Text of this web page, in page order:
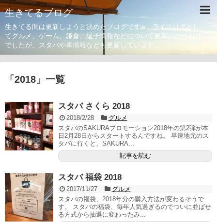
生きてるブログ
生きてる間は更新しようと決めたブログですw ライフログとし
てグルメ、ゲーム、鎌倉、逗子情報などについて更新。のつもり
でしたが、スタバや車情報なども更新しています。
「 2018 」 一覧
スタバ さくら 2018
2018/2/28
グルメ
スタバのSAKURAプロモーション2018年の第2弾が本
日2月28日からスタートするんですね。 早速地元のス
タバに行くと、SAKURA...
記事を読む
スタバ 福袋 2018
2017/11/27
グルメ
スタバの福袋、2018年分の購入方法が変わるそうで
す。 スタバの福袋、毎年人気過ぎるのでついに並ばせ
る方式から抽選に変わったみ...